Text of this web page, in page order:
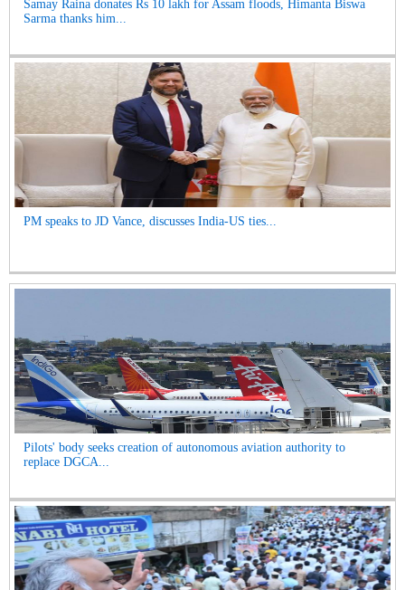
Samay Raina donates Rs 10 lakh for Assam floods, Himanta Biswa
Sarma thanks him...
PM speaks to JD Vance, discusses India-US ties...
Pilots' body seeks creation of autonomous aviation authority to
replace DGCA...